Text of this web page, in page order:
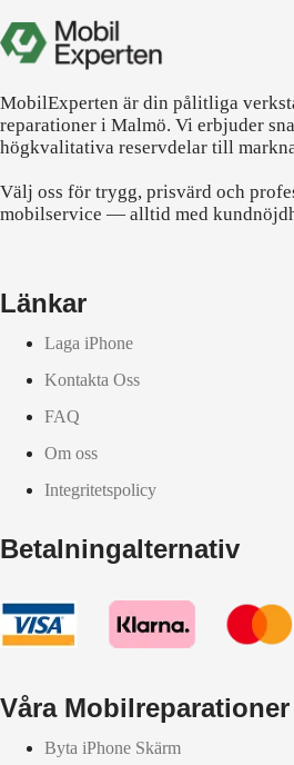
MobilExperten är din pålitliga
reparationer i Malmö. Vi erbjuder
högkvalitativa reservdelar till
Välj oss för trygg, prisvärd och
mobilservice — alltid med
Länkar
Laga iPhone
Kontakta Oss
FAQ
Om oss
Integritetspolicy
Betalningalternativ
Våra Mobilreparationer
Byta iPhone Skärm